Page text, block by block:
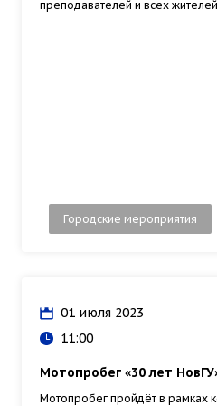
преподавателей и всех
Городские мероприятия
01 июля 2023
11:00
Мотопробег «30 лет
Мотопробег пройдёт в рамках